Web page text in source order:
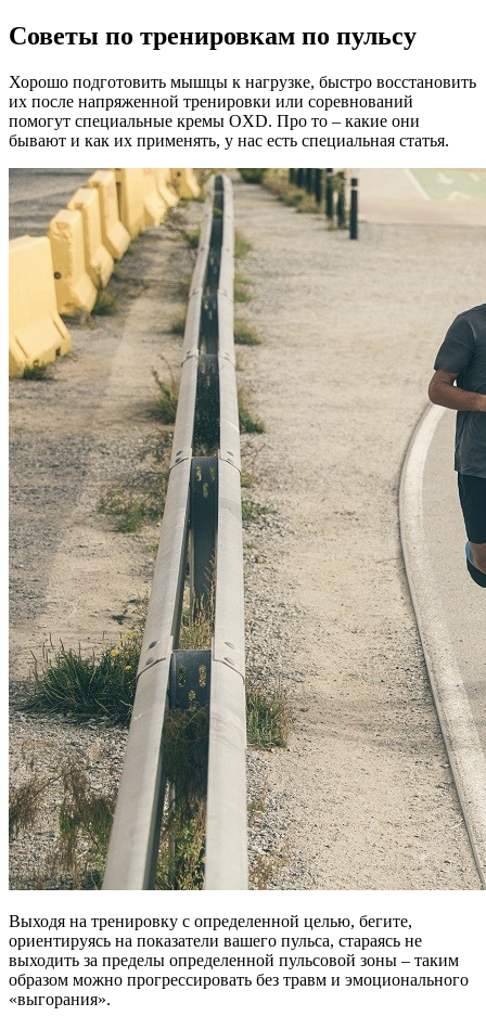
Советы по тренировкам по пульсу
Хорошо подготовить мышцы к нагрузке, быстро восстановить
их после напряженной тренировки или соревнований
помогут специальные кремы OXD. Про то – какие они
бывают и как их применять, у нас есть специальная статья.
Выходя на тренировку с определенной целью, бегите,
ориентируясь на показатели вашего пульса, стараясь не
выходить за пределы определенной пульсовой зоны – таким
образом можно прогрессировать без травм и эмоционального
«выгорания».